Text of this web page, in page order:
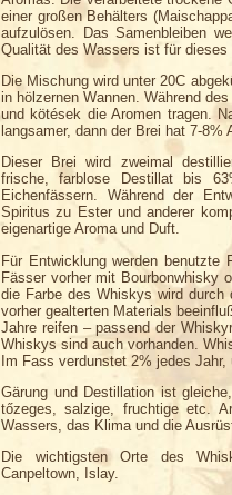
einer großen Behälters
aufzulösen. Das Samenbleiben
Qualität des Wassers ist für dieses
Die Mischung wird unter 20C
in hölzernen Wannen. Während
und kötések die Aromen tragen.
langsamer, dann der Brei hat 7-8%
Dieser Brei wird zweimal
frische, farblose Destillat bis
Eichenfässern. Während der
Spiritus zu Ester und anderer
eigenartige Aroma und Duft.
Für Entwicklung werden benutzte
Fässer vorher mit Bourbonwhisky
die Farbe des Whiskys wird
vorher gealterten Materials
Jahre reifen – passend der
Whiskys sind auch vorhanden.
Im Fass verdunstet 2% jedes
Gärung und Destillation ist
tőzeges, salzige, fruchtige etc.
Wassers, das Klima und die
Die wichtigsten Orte des
Canpeltown, Islay.